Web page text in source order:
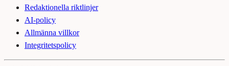
Redaktionella riktlinjer
AI-policy
Allmänna villkor
Integritetspolicy